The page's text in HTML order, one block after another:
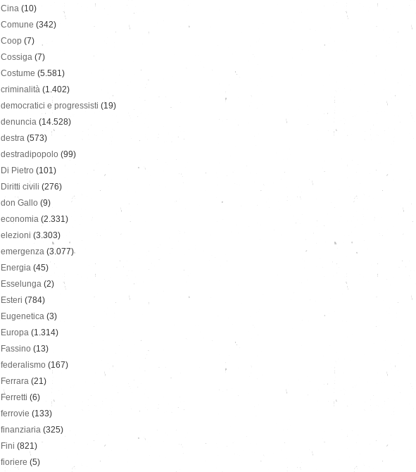
Cina (10)
Comune (342)
Coop (7)
Cossiga (7)
Costume (5.581)
criminalità (1.402)
democratici e progressisti (19)
denuncia (14.528)
destra (573)
destradipopolo (99)
Di Pietro (101)
Diritti civili (276)
don Gallo (9)
economia (2.331)
elezioni (3.303)
emergenza (3.077)
Energia (45)
Esselunga (2)
Esteri (784)
Eugenetica (3)
Europa (1.314)
Fassino (13)
federalismo (167)
Ferrara (21)
Ferretti (6)
ferrovie (133)
finanziaria (325)
Fini (821)
fioriere (5)